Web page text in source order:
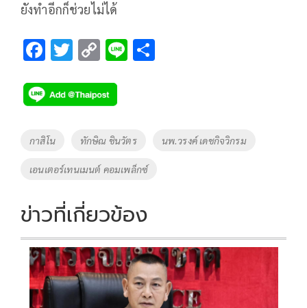
ยังทำอีกก็ช่วยไม่ได้
F
e
b
o
k
T
tt
er
C
p
y
Li
n
k
Li
Tags
กาสิโน ทักษิณ ชินวัตร นพ.วรงค์ เดชกิจวิกรม
เอนเตอร์เทนเมนต์ คอมเพล็กซ์
ข่าวที่เกี่ยวข้อง